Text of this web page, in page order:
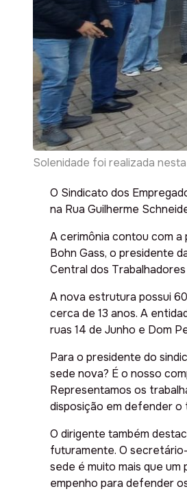
Solenidade foi realizada
O Sindicato dos
na Rua Guilherme
A cerimônia contou com
Bohn Gass, o presidente
Central dos
A nova estrutura possui
cerca de 13 anos. A
ruas 14 de Junho e Dom
Para o presidente do
sede nova? É o nosso
Representamos os
disposição em defender o
O dirigente também
futuramente. O
sede é muito mais que
empenho para defender